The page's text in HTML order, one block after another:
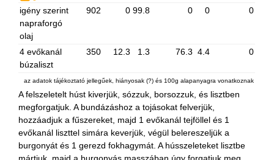
igény szerint
napraforgó
olaj
902 0 99.8 0 0 0
4 evőkanál
búzaliszt
350 12.3 1.3 76.3 4.4 0
az adatok tájékoztató jellegűek, hiányosak (?) és 100g alapanyagra vonatkoznak
A felszeletelt húst kiverjük, sózzuk, borsozzuk, és lisztben
megforgatjuk. A bundázáshoz a tojásokat felverjük,
hozzáadjuk a fűszereket, majd 1 evőkanál tejföllel és 1
evőkanál liszttel simára keverjük, végül belereszeljük a
burgonyát és 1 gerezd fokhagymát. A hússzeleteket lisztbe